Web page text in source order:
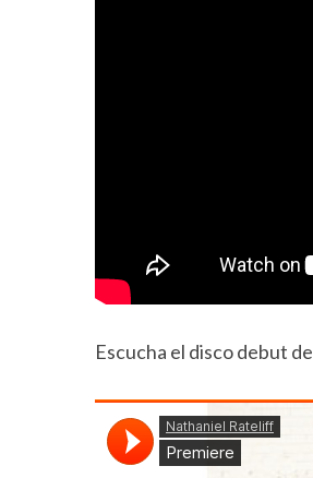
Escucha el disco debut de